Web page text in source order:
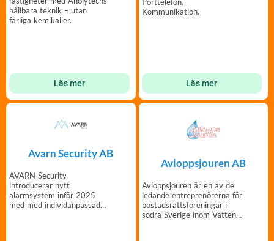
hållbara teknik – utan
farliga kemikalier.
Läs mer
Porttelefon.
Kommunikation.
Läs mer
Avarn Security AB
AVARN Security
introducerar nytt
alarmsystem inför 2025
med med individanpassade
Avloppsjouren AB
Avloppsjouren är en av de
ledande entreprenörerna för
bostadsrättsföreningar i
södra Sverige inom Vatten